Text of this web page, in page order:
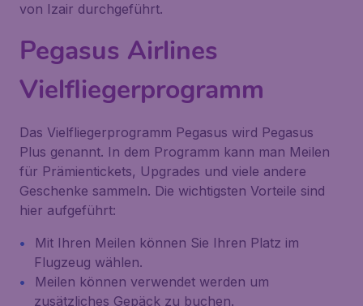
von Izair durchgeführt.
Pegasus Airlines
Vielfliegerprogramm
Das Vielfliegerprogramm Pegasus wird Pegasus
Plus genannt. In dem Programm kann man Meilen
für Prämientickets, Upgrades und viele andere
Geschenke sammeln. Die wichtigsten Vorteile sind
hier aufgeführt:
Mit Ihren Meilen können Sie Ihren Platz im
Flugzeug wählen.
Meilen können verwendet werden um
zusätzliches Gepäck zu buchen.